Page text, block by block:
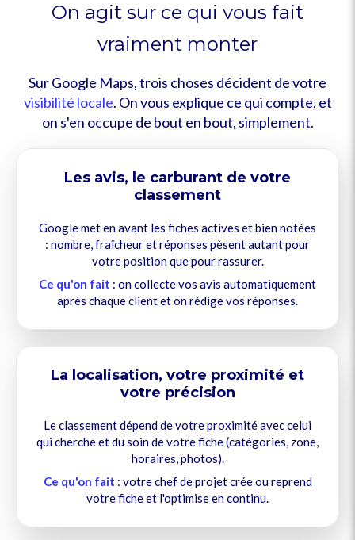
On agit sur ce qui vous fait
vraiment monter
Sur Google Maps, trois choses décident de votre
visibilité locale. On vous explique ce qui compte, et
on s'en occupe de bout en bout, simplement.
Les avis, le carburant de votre
classement
Google met en avant les fiches actives et bien notées
: nombre, fraîcheur et réponses pèsent autant pour
votre position que pour rassurer.
Ce qu'on fait : on collecte vos avis automatiquement
après chaque client et on rédige vos réponses.
La localisation, votre proximité et
votre précision
Le classement dépend de votre proximité avec celui
qui cherche et du soin de votre fiche (catégories, zone,
horaires, photos).
Ce qu'on fait : votre chef de projet crée ou reprend
votre fiche et l'optimise en continu.